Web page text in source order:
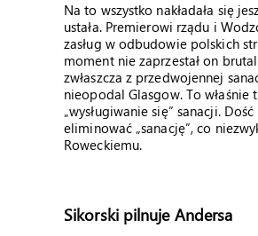
Na to wszystko nakładała się
ustała. Premierowi rządu i
zasług w odbudowie polskich
moment nie zaprzestał on
zwłaszcza z przedwojennej
nieopodal Glasgow. To
„wysługiwanie się” sanacji.
eliminować „sanację”, co
Roweckiemu.
Sikorski pilnuje Andersa